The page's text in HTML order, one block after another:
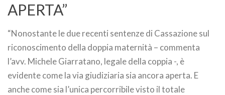
APERTA”
“Nonostante le due recenti sentenze di Cassazione sul
riconoscimento della doppia maternità – commenta
l’avv. Michele Giarratano, legale della coppia -, è
evidente come la via giudiziaria sia ancora aperta. E
anche come sia l’unica percorribile visto il totale